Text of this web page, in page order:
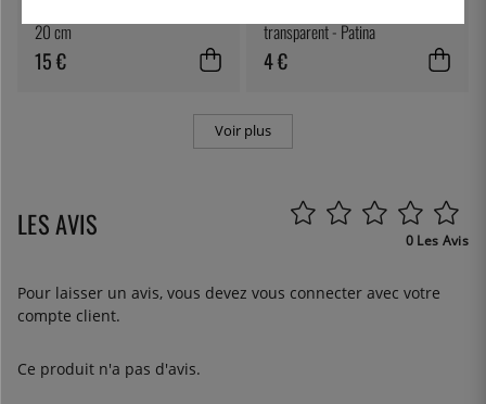
20 cm
15 €
transparent - Patina
4 €
Voir plus
LES AVIS 0 Les Avis
Pour laisser un avis, vous devez vous connecter avec votre
compte client.
Ce produit n'a pas d'avis.